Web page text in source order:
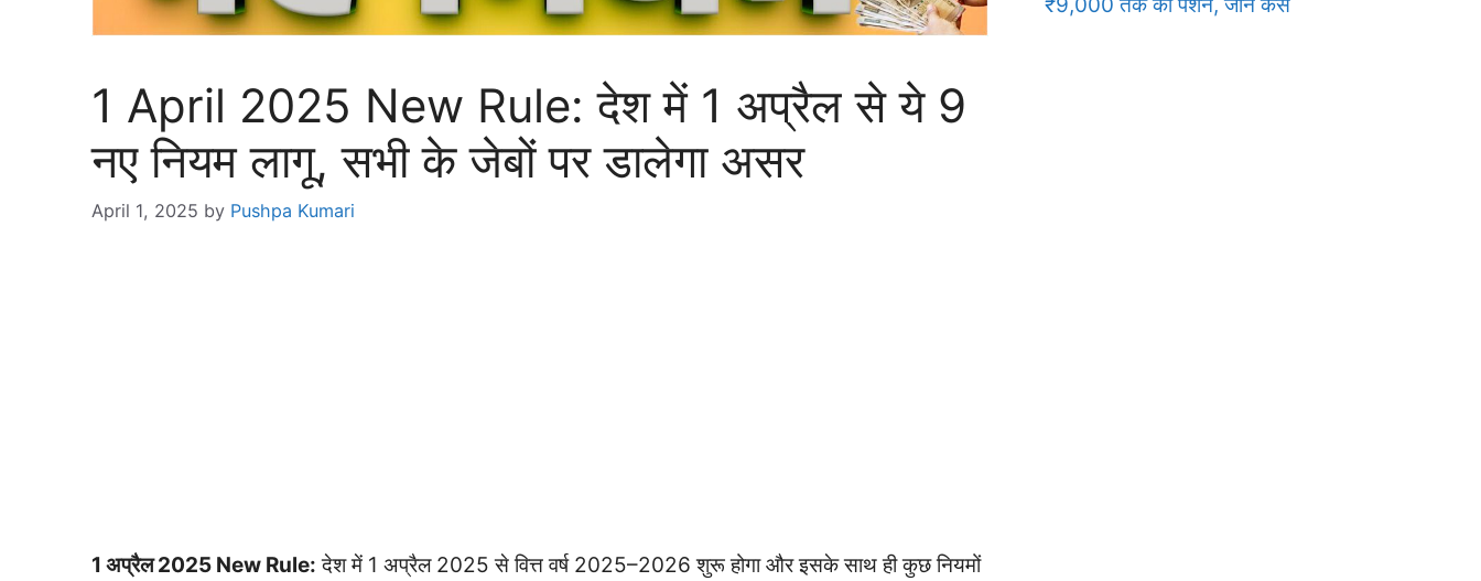
1 April 2025 New Rule: देश में 1 अप्रैल से ये 9
नए नियम लागू, सभी के जेबों पर डालेगा असर
April 1, 2025 by Pushpa Kumari
1 अप्रैल 2025 New Rule: देश में 1 अप्रैल 2025 से वित्त वर्ष 2025–2026 शुरू होगा और इसके साथ ही कुछ नियमों